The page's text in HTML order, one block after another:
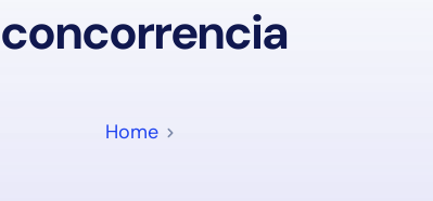
concorrencia
Home